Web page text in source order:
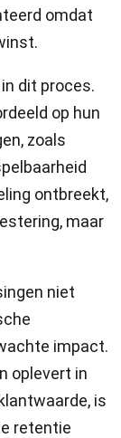
omdat
dit proces.
op hun
zoals
ontbreekt,
maar
niet
impact.
oplevert in
is
retentie